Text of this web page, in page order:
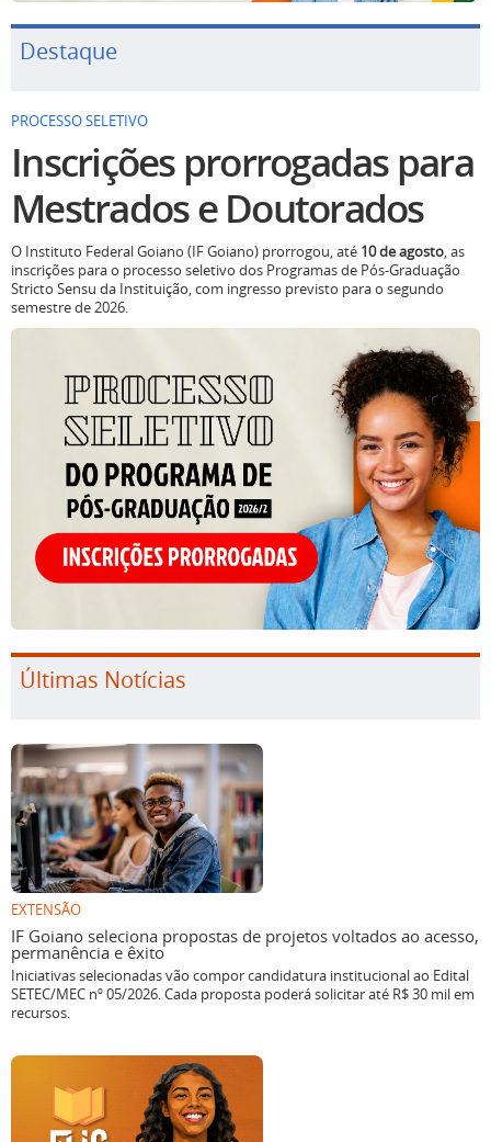
Destaque
PROCESSO SELETIVO
Inscrições prorrogadas para
Mestrados e Doutorados
O Instituto Federal Goiano (IF Goiano) prorrogou, até 10 de agosto, as
inscrições para o processo seletivo dos Programas de Pós-Graduação
Stricto Sensu da Instituição, com ingresso previsto para o segundo
semestre de 2026.
Últimas Notícias
EXTENSÃO
IF Goiano seleciona propostas de projetos voltados ao acesso,
permanência e êxito
Iniciativas selecionadas vão compor candidatura institucional ao Edital
SETEC/MEC nº 05/2026. Cada proposta poderá solicitar até R$ 30 mil em
recursos.